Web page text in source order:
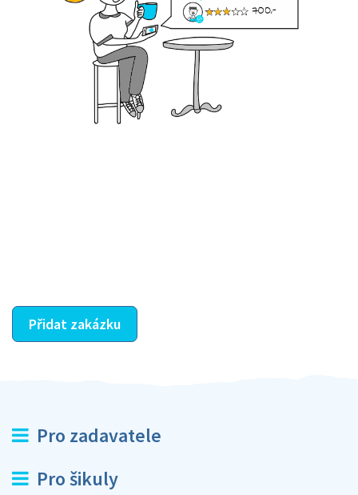
Přidat zakázku
Pro zadavatele
Pro šikuly